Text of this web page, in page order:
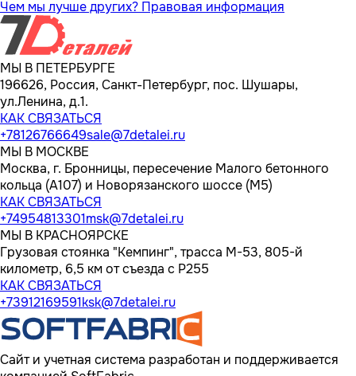
Чем мы лучше других? Правовая информация
МЫ В ПЕТЕРБУРГЕ
196626, Россия, Санкт-Петербург, пос. Шушары,
ул.Ленина, д.1.
КАК СВЯЗАТЬСЯ
+78126766649sale@7detalei.ru
МЫ В МОСКВЕ
Москва, г. Бронницы, пересечение Малого бетонного
кольца (А107) и Новорязанского шоссе (М5)
КАК СВЯЗАТЬСЯ
+74954813301msk@7detalei.ru
МЫ В КРАСНОЯРСКЕ
Грузовая стоянка "Кемпинг", трасса M-53, 805-й
километр, 6,5 км от съезда с Р255
КАК СВЯЗАТЬСЯ
+73912169591ksk@7detalei.ru
Сайт и учетная система разработан и поддерживается